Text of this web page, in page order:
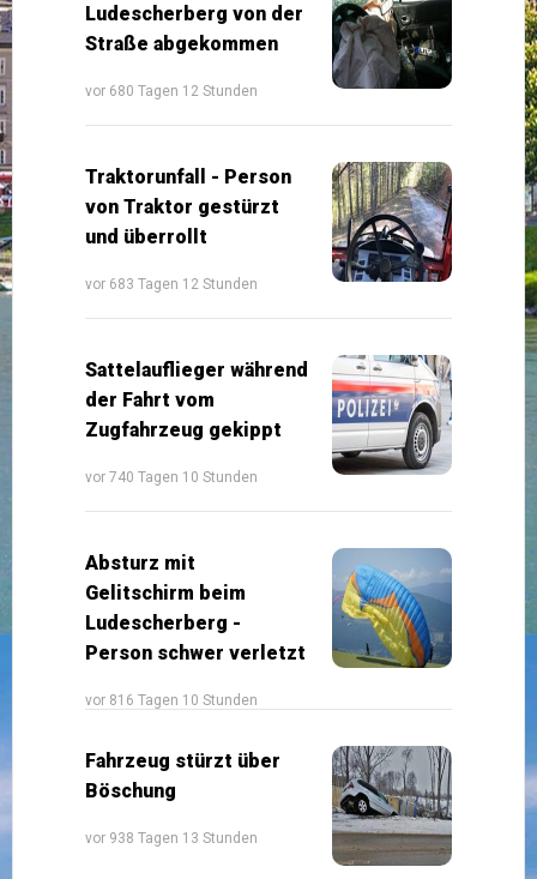
Ludescherberg von der
Straße abgekommen
vor 680 Tagen 12 Stunden
Traktorunfall - Person
von Traktor gestürzt
und überrollt
vor 683 Tagen 12 Stunden
Sattelauflieger während
der Fahrt vom
Zugfahrzeug gekippt
vor 740 Tagen 10 Stunden
Absturz mit
Gelitschirm beim
Ludescherberg -
Person schwer verletzt
vor 816 Tagen 10 Stunden
Fahrzeug stürzt über
Böschung
vor 938 Tagen 13 Stunden